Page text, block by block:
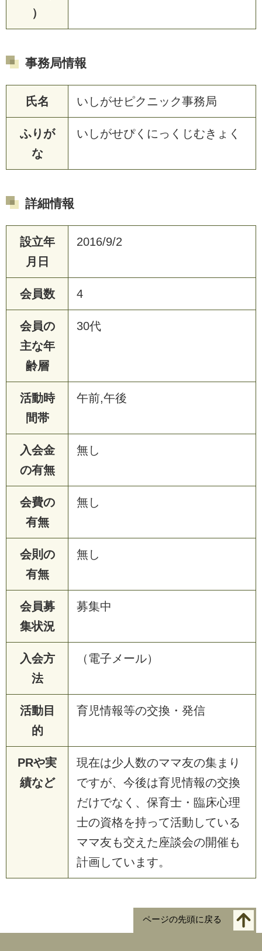
）
事務局情報
氏名 いしがせピクニック事務局
ふりが
な
いしがせぴくにっくじむきょく
詳細情報
設立年
月日
2016/9/2
会員数 4
会員の
主な年
齢層
30代
活動時
間帯
午前,午後
入会金
の有無
無し
会費の
有無
無し
会則の
有無
無し
会員募
集状況
募集中
入会方
法
（電子メール）
活動目
的
育児情報等の交換・発信
PRや実
績など
現在は少人数のママ友の集まり
ですが、今後は育児情報の交換
だけでなく、保育士・臨床心理
士の資格を持って活動している
ママ友も交えた座談会の開催も
計画しています。
ページの先頭に戻る